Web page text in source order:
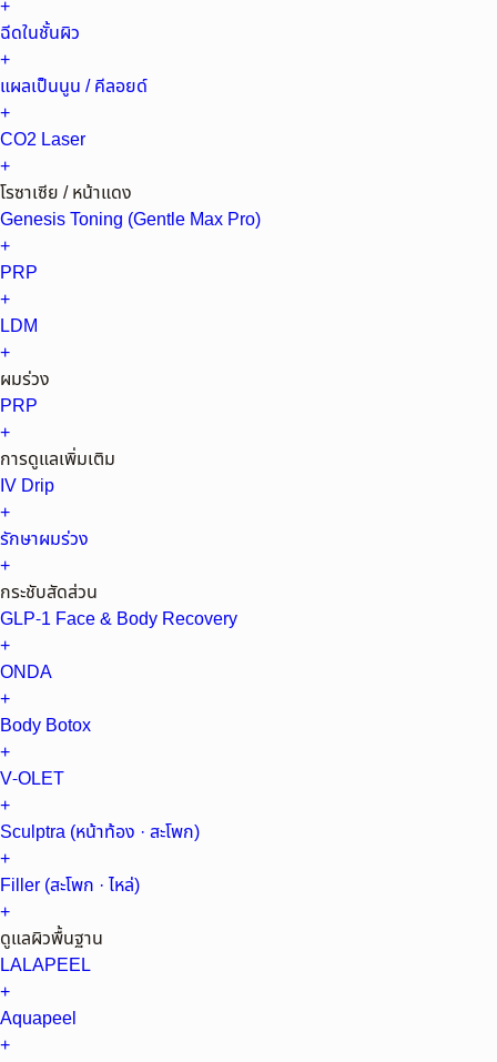
+
ฉีดในชั้นผิว
+
แผลเป็นนูน / คีลอยด์
+
CO2 Laser
+
โรซาเซีย / หน้าแดง
Genesis Toning (Gentle Max Pro)
+
PRP
+
LDM
+
ผมร่วง
PRP
+
การดูแลเพิ่มเติม
IV Drip
+
รักษาผมร่วง
+
กระชับสัดส่วน
GLP-1 Face & Body Recovery
+
ONDA
+
Body Botox
+
V-OLET
+
Sculptra (หน้าท้อง · สะโพก)
+
Filler (สะโพก · ไหล่)
+
ดูแลผิวพื้นฐาน
LALAPEEL
+
Aquapeel
+